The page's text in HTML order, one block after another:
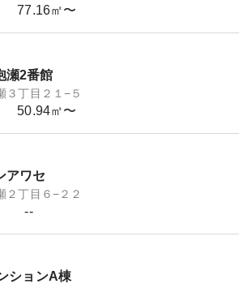
77.16㎡〜
瀬2番館
３丁目２１−５
50.94㎡〜
アワセ
２丁目６−２２
--
ションA棟